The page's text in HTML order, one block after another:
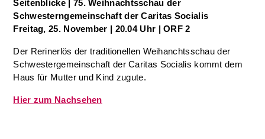
Seitenblicke | 75. Weihnachtsschau der
Schwesterngemeinschaft der Caritas Socialis
Freitag, 25. November | 20.04 Uhr | ORF 2
Der Rerinerlös der traditionellen Weihanchtsschau der
Schwestergemeinschaft der Caritas Socialis kommt dem
Haus für Mutter und Kind zugute.
Hier zum Nachsehen